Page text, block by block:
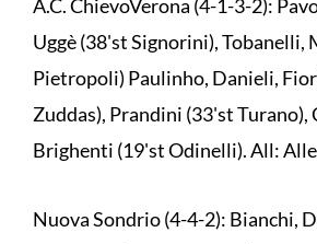
A.C. ChievoVerona (4-1-3-2):
Uggè (38'st Signorini), Tobanelli,
Pietropoli) Paulinho, Danieli,
Zuddas), Prandini (33'st Turano),
Brighenti (19'st Odinelli). All:
Nuova Sondrio (4-4-2): Bianchi,